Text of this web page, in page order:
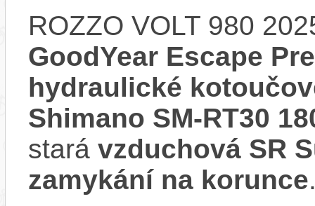
ROZZO VOLT 980
GoodYear Escape
hydraulické
Shimano SM-RT30
stará vzduchová SR
zamykání na korunce